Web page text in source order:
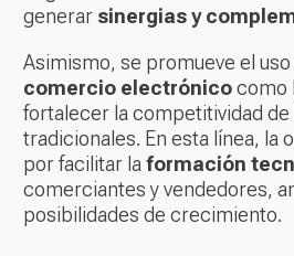
generar sinergias y
Asimismo, se promueve el uso
comercio electrónicocomo
fortalecer la competitividad de
tradicionales. En esta línea, la
por facilitar la formación
comerciantes y vendedores,
posibilidades de crecimiento.